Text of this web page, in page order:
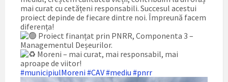
mai curat cu cetățeni responsabili. Succesul acestui
proiect depinde de fiecare dintre noi. Împreună facem
diferența!
Proiect finanțat prin PNRR, Componenta 3 –
Managementul Deșeurilor.
Moreni – mai curat, mai responsabil, mai
aproape de viitor!
#municipiulMoreni #CAV#mediu #pnrr